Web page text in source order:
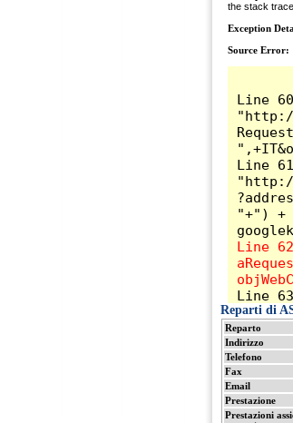
Reparti di
Reparto
Indirizzo
Telefono
Fax
Email
Prestazione
Prestazioni